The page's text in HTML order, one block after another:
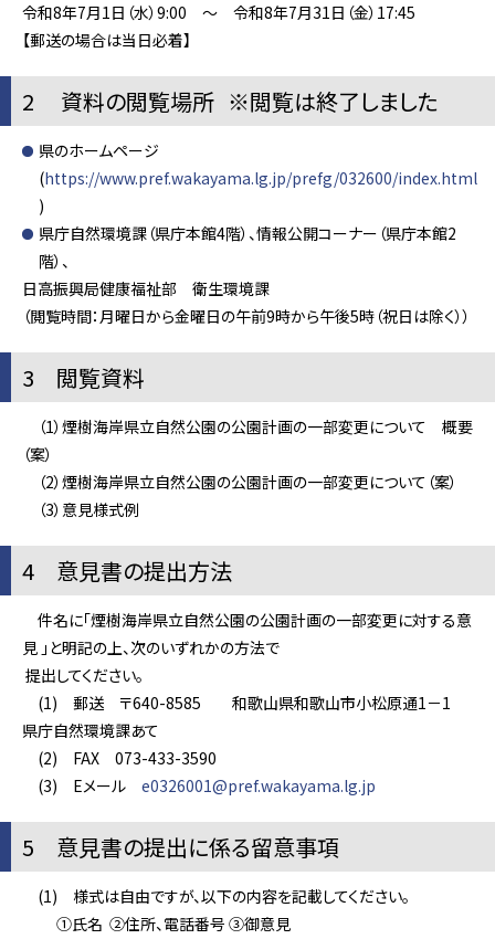
令和8年7月1日（水）9:00 ～ 令和8年7月31日（金）17:45
【郵送の場合は当日必着】
2 資料の閲覧場所 ※閲覧は終了しました
県のホームページ
(https://www.pref.wakayama.lg.jp/prefg/032600/index.html
)
県庁自然環境課（県庁本館4階）、情報公開コーナー（県庁本館2
階）、
日高振興局健康福祉部 衛生環境課
（閲覧時間：月曜日から金曜日の午前9時から午後5時（祝日は除く））
3 閲覧資料
（1）煙樹海岸県立自然公園の公園計画の一部変更について 概要
（案）
（2）煙樹海岸県立自然公園の公園計画の一部変更について（案）
（3）意見様式例
4 意見書の提出方法
件名に「煙樹海岸県立自然公園の公園計画の一部変更に対する意
見 」と明記の上、次のいずれかの方法で
提出してください。
(1) 郵送 〒640-8585 和歌山県和歌山市小松原通1－1
県庁自然環境課あて
(2) FAX 073-433-3590
(3) Eメール e0326001@pref.wakayama.lg.jp
5 意見書の提出に係る留意事項
(1) 様式は自由ですが、以下の内容を記載してください。
①氏名 ②住所、電話番号 ③御意見